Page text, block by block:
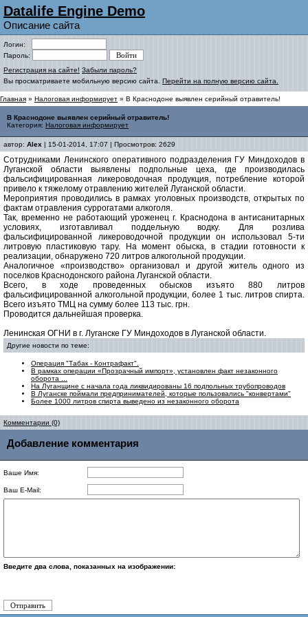
Datalife Engine Demo
Описание сайта
Логин:
Пароль:
Регистрация на сайте! Забыли пароль?
Вы просматриваете мобильную версию сайта. Перейти на полную версию сайта.
Главная » Налоговая информирует » В Краснодоне выявлен серийный отравитель!
В Краснодоне выявлен серийный отравитель!
Категория: Налоговая информирует
автор: Alex | 15-01-2014, 17:07 | Просмотров: 2629
Сотрудниками Ленинского оперативного подразделения ГУ Миндоходов в
Луганской области выявлены подпольные цеха, где производилась
фальсифицированная ликероводочная продукция, потребление которой
привело к тяжелому отравлению жителей Луганской области.
Мероприятия проводились в рамках уголовных производств, открытых по
фактам отравления суррогатами алкоголя.
Так, временно не работающий уроженец г. Краснодона в антисанитарных
условиях, изготавливал поддельную водку. Для розлива
фальсифицированной ликероводочной продукции он использовал 5-ти
литровую пластиковую тару. На момент обыска, в стадии готовности к
реализации, обнаружено 720 литров алкогольной продукции.
Аналогичное «производство» организовал и другой житель одного из
поселков Краснодонского района Луганской области.
Всего, в ходе проведенных обысков изъято 880 литров
фальсифицированной алкогольной продукции, более 1 тыс. литров спирта.
Всего изъято ТМЦ на сумму более 113 тыс. грн.
Проводится дальнейшая проверка.
Ленинская ОГНИ в г. Луганске ГУ Миндоходов в Луганской области.
Другие новости по теме:
Операция "Табак - Контрафакт".
В рамках операции «Прозрачный импорт», установлен факт незаконного
оборота ...
На Луганщине с начала года ликвидированы 16 подпольных трубопроводов
В Луганске поймали предпринимателей, которые пользовались "конвертами"
Более 1000 литров спирта выведено из незаконного оборота
Комментарии (0)
Добавление комментария
Ваше Имя:
Ваш E-Mail:
Введите два слова, показанных на изображении: